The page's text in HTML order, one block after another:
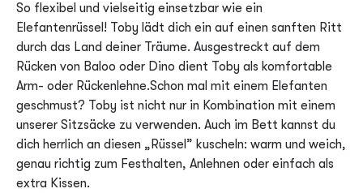
So flexibel und vielseitig einsetzbar wie ein
Elefantenrüssel! Toby lädt dich ein auf einen sanften Ritt
durch das Land deiner Träume. Ausgestreckt auf dem
Rücken von Baloo oder Dino dient Toby als komfortable
Arm- oder Rückenlehne.Schon mal mit einem Elefanten
geschmust? Toby ist nicht nur in Kombination mit einem
unserer Sitzsäcke zu verwenden. Auch im Bett kannst du
dich herrlich an diesen „Rüssel” kuscheln: warm und weich,
genau richtig zum Festhalten, Anlehnen oder einfach als
extra Kissen.